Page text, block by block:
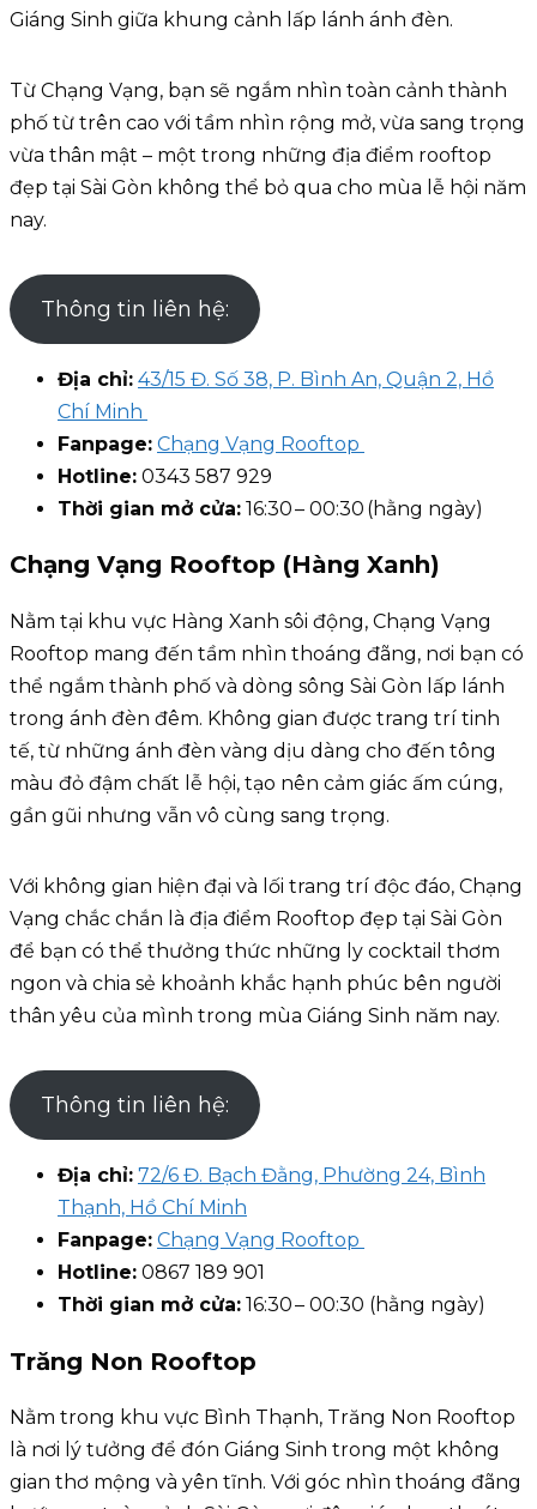
Giáng Sinh giữa khung cảnh lấp lánh ánh đèn.
Từ Chạng Vạng, bạn sẽ ngắm nhìn toàn cảnh thành
phố từ trên cao với tầm nhìn rộng mở, vừa sang trọng
vừa thân mật – một trong những địa điểm rooftop
đẹp tại Sài Gòn không thể bỏ qua cho mùa lễ hội năm
nay.
Thông tin liên hệ:
Địa chỉ: 43/15 Đ. Số 38, P. Bình An, Quận 2, Hồ
Chí Minh
Fanpage: Chạng Vạng Rooftop
Hotline: 0343 587 929
Thời gian mở cửa: 16:30 – 00:30 (hằng ngày)
Chạng Vạng Rooftop (Hàng Xanh)
Nằm tại khu vực Hàng Xanh sôi động, Chạng Vạng
Rooftop mang đến tầm nhìn thoáng đãng, nơi bạn có
thể ngắm thành phố và dòng sông Sài Gòn lấp lánh
trong ánh đèn đêm. Không gian được trang trí tinh
tế, từ những ánh đèn vàng dịu dàng cho đến tông
màu đỏ đậm chất lễ hội, tạo nên cảm giác ấm cúng,
gần gũi nhưng vẫn vô cùng sang trọng.
Với không gian hiện đại và lối trang trí độc đáo, Chạng
Vạng chắc chắn là địa điểm Rooftop đẹp tại Sài Gòn
để bạn có thể thưởng thức những ly cocktail thơm
ngon và chia sẻ khoảnh khắc hạnh phúc bên người
thân yêu của mình trong mùa Giáng Sinh năm nay.
Thông tin liên hệ:
Địa chỉ: 72/6 Đ. Bạch Đằng, Phường 24, Bình
Thạnh, Hồ Chí Minh
Fanpage: Chạng Vạng Rooftop
Hotline: 0867 189 901
Thời gian mở cửa: 16:30 – 00:30 (hằng ngày)
Trăng Non Rooftop
Nằm trong khu vực Bình Thạnh, Trăng Non Rooftop
là nơi lý tưởng để đón Giáng Sinh trong một không
gian thơ mộng và yên tĩnh. Với góc nhìn thoáng đãng